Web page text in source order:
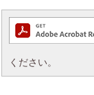
ください。